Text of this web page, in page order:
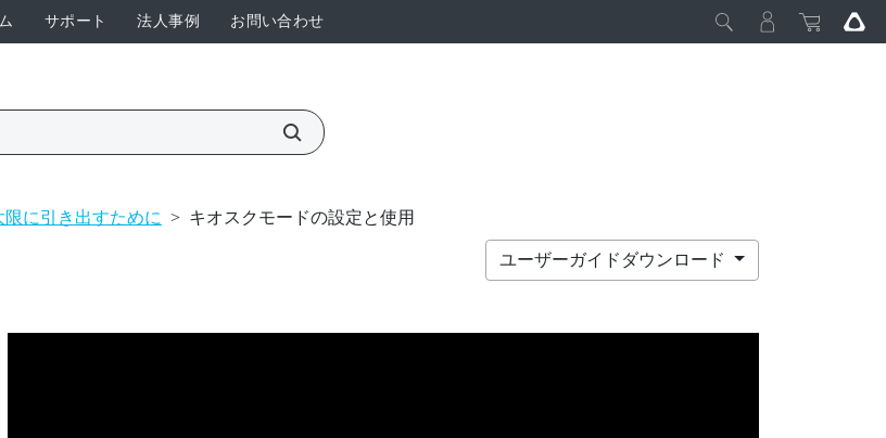
サポート 法人事例 お問い合わせ
に引き出すために > キオスクモードの設定と使用
ユーザーガイドダウンロード